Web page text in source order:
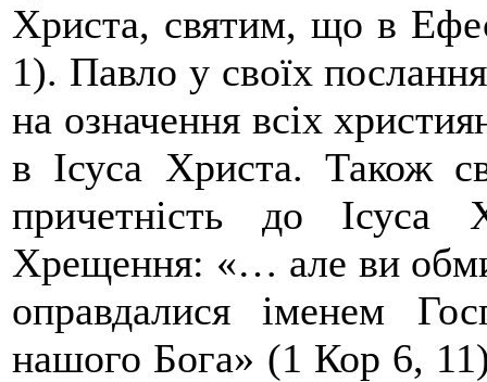
Христа, святим, що в
1). Павло у своїх
на означення всіх
в Ісуса Христа. Також
причетність до Ісуса
Хрещення: «… але ви
оправдалися іменем
нашого Бога» (1 Кор 6,